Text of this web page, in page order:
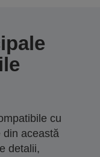
cu
din această
detalii,